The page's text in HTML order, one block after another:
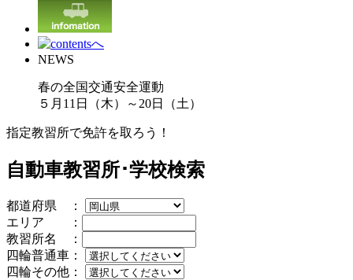
NEWS
春の全国交通安全運動
５月11日（木）～20日（土）
指定教習所で免許を取ろう！
自動車教習所･学校検索
都道府県 ：
エリア ：
教習所名 ：
四輪普通車：
四輪その他：